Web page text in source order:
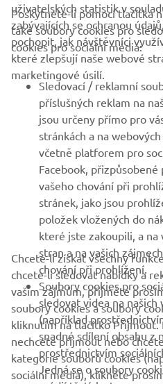
FIREMNÍ
B2B
VÍCE YAMAHA
PODPORA
ZPRAVODAJ
Získejte jako první informace o
speciálních akcích, nových
PŘIHLÁSIT
Přečtěte si naše Zásady ochrany
zpracováváme vaše osobní údaje:
uživatelských statistik v
zabývajících se ochranou
pochopit, jak návštěvníci
které zlepšují naše webové
marketingové úsilí.
Poskytnete-li pomocí tlačítka
také soubory cookies pro
cookies pro sociální média:
Sledovací / reklamní
příslušných reklam na
jsou určeny přímo pro
stránkách a na
včetně platforem pro
Facebook,
vašeho chování při
stránek, jako jsou
položek vložených do
které jste zakoupili, a
stran a na vašich
chování při prohlížení.
Soubory cookies pro
sledovat videa na našich
(například
snadné sdílení obsahu z
prostřednictvím
Jedná se o soubory
Chcete-li získat všechny
chcete-li sledovat nabídky a
vašim zájmům, přijměte
soubory cookies a soubory
kliknutím na tlačítko Přijmout.
nechcete přijmout nebo
kategorie souborů cookies
sociální média), klikněte